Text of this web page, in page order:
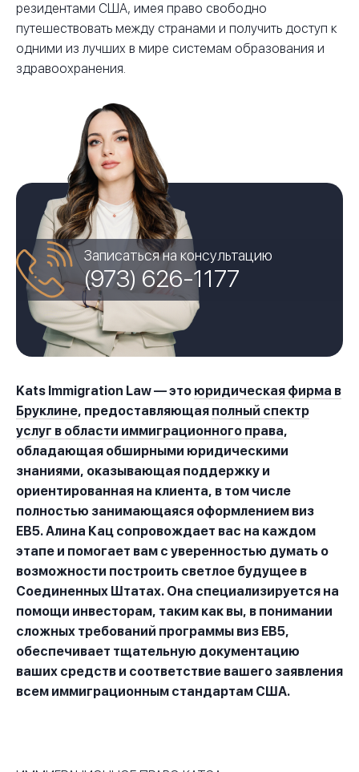
резидентами США, имея право свободно
путешествовать между странами и получить доступ к
одними из лучших в мире системам образования и
здравоохранения.
Записаться на консультацию
(973) 626-1177
Kats Immigration Law — это юридическая фирма в
Бруклине, предоставляющая полный спектр
услуг в области иммиграционного права,
обладающая обширными юридическими
знаниями, оказывающая поддержку и
ориентированная на клиента, в том числе
полностью занимающаяся оформлением виз
EB5. Алина Кац сопровождает вас на каждом
этапе и помогает вам с уверенностью думать о
возможности построить светлое будущее в
Соединенных Штатах. Она специализируется на
помощи инвесторам, таким как вы, в понимании
сложных требований программы виз EB5,
обеспечивает тщательную документацию
ваших средств и соответствие вашего заявления
всем иммиграционным стандартам США.